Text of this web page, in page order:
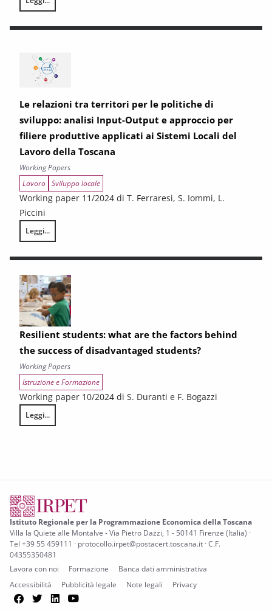
La cultura fa bene alla salute? Un approccio pseudo-panel sui dati
Le relazioni tra territori per le politiche di
sviluppo: analisi Input-Output e approccio per
filiere produttive applicati ai Sistemi Locali del
Lavoro della Toscana
Working Papers
Lavoro Sviluppo locale
Working paper 11/2024 di T. Ferraresi, S. Iommi, L.
Piccini
Leggi...
Le relazioni tra territori per le politiche di sviluppo: analisi Input-
Resilient students: what are the factors behind
the success of disadvantaged students?
Working Papers
Istruzione e Formazione
Working paper 10/2024 di S. Duranti e F. Bogazzi
Leggi...
Resilient students: what are the factors behind the success of
Istituto Regionale per la Programmazione Economica della Toscana
Villa la Quiete alle Montalve - Via Pietro Dazzi, 1 - 50141 Firenze (Italia) ·
Tel +39 55 459111 · protocollo.irpet@postacert.toscana.it · C.F.
04355350481
Lavora con noi
Formazione
Banca dati amministrativa
Accessibilità
Pubblicità legale Note legali Privacy
Facebook
TwitterLinkedIn